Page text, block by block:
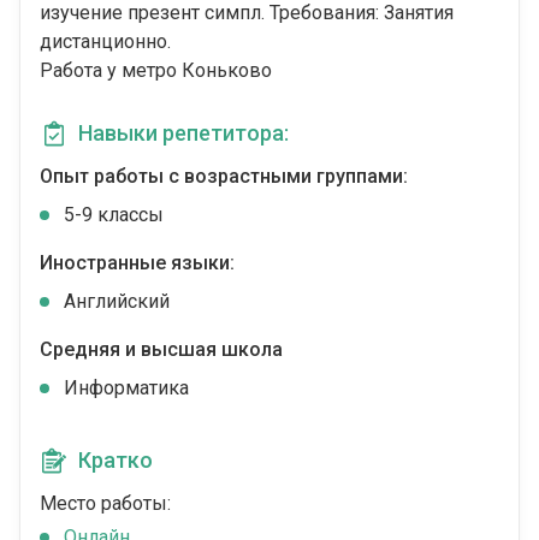
изучение презент симпл. Требования: Занятия
дистанционно.
Работа у метро Коньково
Навыки репетитора:
Опыт работы с возрастными группами:
5-9 классы
Иностранные языки:
Английский
Средняя и высшая школа
Информатика
Кратко
Место работы: